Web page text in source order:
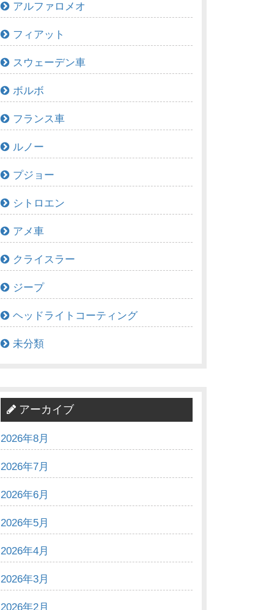
アルファロメオ
フィアット
スウェーデン車
ボルボ
フランス車
ルノー
プジョー
シトロエン
アメ車
クライスラー
ジープ
ヘッドライトコーティング
未分類
アーカイブ
2026年8月
2026年7月
2026年6月
2026年5月
2026年4月
2026年3月
2026年2月